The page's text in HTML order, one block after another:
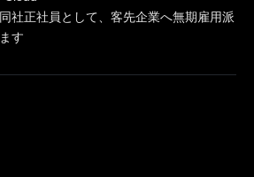
社正社員として、客先企業へ無期雇用派
す